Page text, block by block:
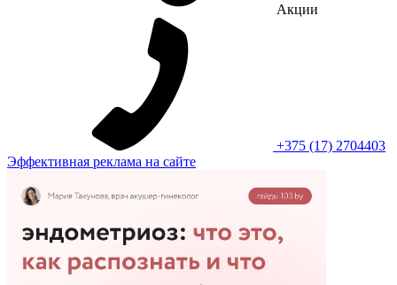
Акции
+375 (17) 2704403
Эффективная реклама на сайте